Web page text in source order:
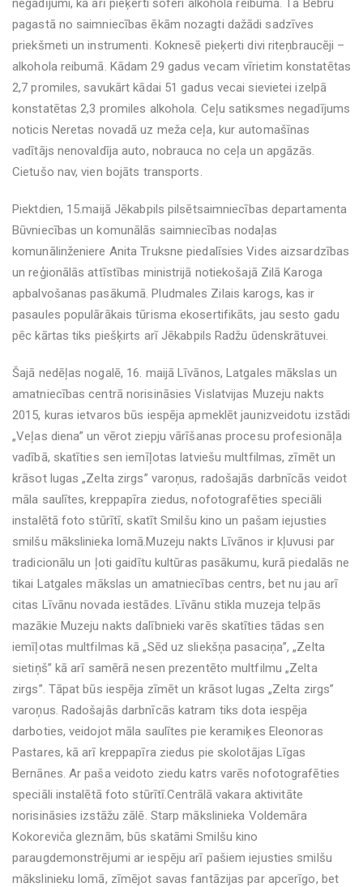
negadījumi, kā arī pieķerti šoferi alkohola reibumā. Tā Bebru
pagastā no saimniecības ēkām nozagti dažādi sadzīves
priekšmeti un instrumenti. Koknesē pieķerti divi riteņbraucēji –
alkohola reibumā. Kādam 29 gadus vecam vīrietim konstatētas
2,7 promiles, savukārt kādai 51 gadus vecai sievietei izelpā
konstatētas 2,3 promiles alkohola. Ceļu satiksmes negadījums
noticis Neretas novadā uz meža ceļa, kur automašīnas
vadītājs nenovaldīja auto, nobrauca no ceļa un apgāzās.
Cietušo nav, vien bojāts transports.
Piektdien, 15.maijā Jēkabpils pilsētsaimniecības departamenta
Būvniecības un komunālās saimniecības nodaļas
komunālinženiere Anita Truksne piedalīsies Vides aizsardzības
un reģionālās attīstības ministrijā notiekošajā Zilā Karoga
apbalvošanas pasākumā. Pludmales Zilais karogs, kas ir
pasaules populārākais tūrisma ekosertifikāts, jau sesto gadu
pēc kārtas tiks piešķirts arī Jēkabpils Radžu ūdenskrātuvei.
Šajā nedēļas nogalē, 16. maijā Līvānos, Latgales mākslas un
amatniecības centrā norisināsies Vislatvijas Muzeju nakts
2015, kuras ietvaros būs iespēja apmeklēt jaunizveidotu izstādi
„Veļas diena” un vērot ziepju vārīšanas procesu profesionāļa
vadībā, skatīties sen iemīļotas latviešu multfilmas, zīmēt un
krāsot lugas „Zelta zirgs” varoņus, radošajās darbnīcās veidot
māla saulītes, kreppapīra ziedus, nofotografēties speciāli
instalētā foto stūrītī, skatīt Smilšu kino un pašam iejusties
smilšu mākslinieka lomā.Muzeju nakts Līvānos ir kļuvusi par
tradicionālu un ļoti gaidītu kultūras pasākumu, kurā piedalās ne
tikai Latgales mākslas un amatniecības centrs, bet nu jau arī
citas Līvānu novada iestādes. Līvānu stikla muzeja telpās
mazākie Muzeju nakts dalībnieki varēs skatīties tādas sen
iemīļotas multfilmas kā „Sēd uz sliekšņa pasaciņa”, „Zelta
sietiņš” kā arī samērā nesen prezentēto multfilmu „Zelta
zirgs”. Tāpat būs iespēja zīmēt un krāsot lugas „Zelta zirgs”
varoņus. Radošajās darbnīcās katram tiks dota iespēja
darboties, veidojot māla saulītes pie keramiķes Eleonoras
Pastares, kā arī kreppapīra ziedus pie skolotājas Līgas
Bernānes. Ar paša veidoto ziedu katrs varēs nofotografēties
speciāli instalētā foto stūrītī.Centrālā vakara aktivitāte
norisināsies izstāžu zālē. Starp mākslinieka Voldemāra
Kokoreviča gleznām, būs skatāmi Smilšu kino
paraugdemonstrējumi ar iespēju arī pašiem iejusties smilšu
mākslinieku lomā, zīmējot savas fantāzijas par apcerīgo, bet